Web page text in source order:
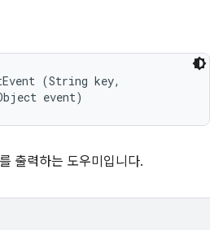
(String key,
event)
출력하는 도우미입니다.